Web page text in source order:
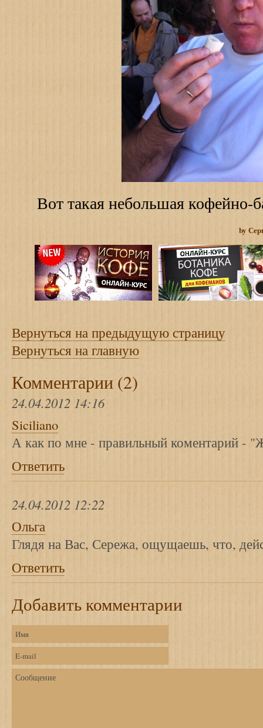
Вот такая небольшая кофейно-
by
Вернуться на предыдущую страницу
Вернуться на главную
Комментарии (2)
24.04.2012 14:16
Siciliano
А как по мне - правильный коментарий -
Ответить
24.04.2012 12:22
Ольга
Глядя на Вас, Сережа, ощущаешь, что,
Ответить
Добавить комментарии